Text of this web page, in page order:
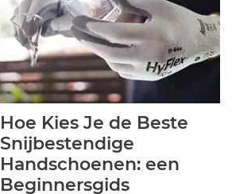
Hoe Kies Je de Beste
Snijbestendige
Handschoenen: een
Beginnersgids